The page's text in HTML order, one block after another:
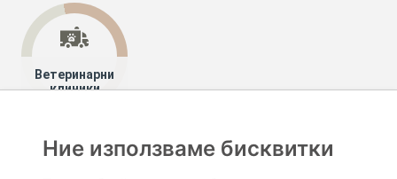
Ветеринарни
клиники
Специалисти
Ние използваме бисквитки